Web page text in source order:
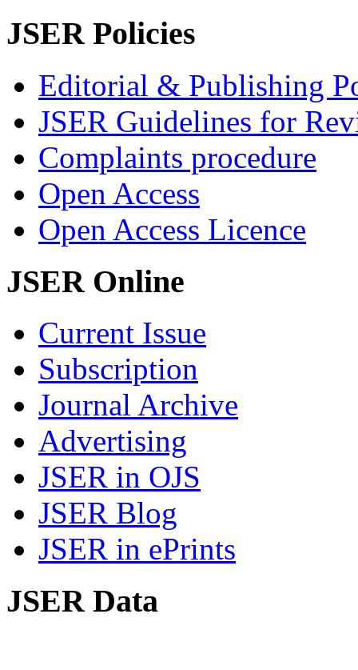
JSER Policies
Editorial & Publishing
JSER Guidelines for
Complaints procedure
Open Access
Open Access Licence
JSER Online
Current Issue
Subscription
Journal Archive
Advertising
JSER in OJS
JSER Blog
JSER in ePrints
JSER Data